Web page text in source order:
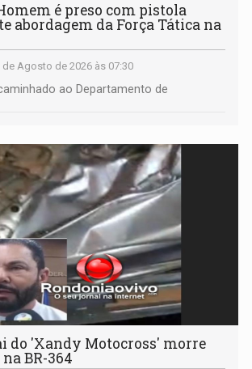
é preso com pistola
abordagem da Força Tática na
de Agosto de 2026 às 07:30
ao Departamento de
do 'Xandy Motocross' morre
BR-364